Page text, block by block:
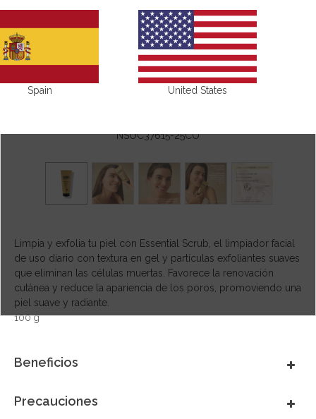
NSOC37615-25CO
Limpia y exfolia tu piel con Essential Scrub, el limpiador facial
de uso diario con textura en gel y partículas exfoliantes suaves
que eliminan las células muertas. Favorece la renovación
cutánea y reduce la apariencia de los poros, promoviendo una
piel suave y radiante.
100 g
Beneficios
Precauciones
Spain United States